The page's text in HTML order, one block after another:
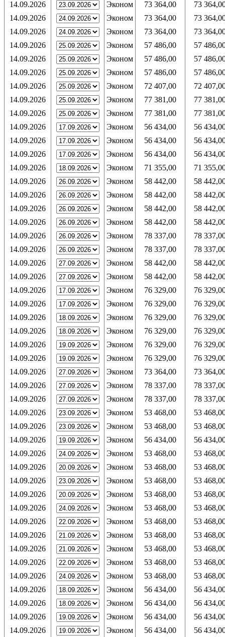
14.09.2026 Эконом 73 364,00
73
14.09.2026
Эконом 73 364,00
73
14.09.2026
Эконом 73 364,00
73
14.09.2026
Эконом 57 486,00
57
14.09.2026
Эконом 57 486,00
57
14.09.2026
Эконом 57 486,00
57
14.09.2026
Эконом 72 407,00
72
14.09.2026
Эконом 77 381,00
77
14.09.2026
Эконом 77 381,00
77
14.09.2026
Эконом 56 434,00
56
14.09.2026
Эконом 56 434,00
56
14.09.2026
Эконом 56 434,00
56
14.09.2026
Эконом 71 355,00
71
14.09.2026
Эконом 58 442,00
58
14.09.2026
Эконом 58 442,00
58
14.09.2026
Эконом 58 442,00
58
14.09.2026
Эконом 58 442,00
58
14.09.2026
Эконом 78 337,00
78
14.09.2026
Эконом 78 337,00
78
14.09.2026
Эконом 58 442,00
58
14.09.2026
Эконом 58 442,00
58
14.09.2026
Эконом 76 329,00
76
14.09.2026
Эконом 76 329,00
76
14.09.2026
Эконом 76 329,00
76
14.09.2026
Эконом 76 329,00
76
14.09.2026
Эконом 76 329,00
76
14.09.2026
Эконом 76 329,00
76
14.09.2026
Эконом 73 364,00
73
14.09.2026
Эконом 78 337,00
78
14.09.2026
Эконом 78 337,00
78
14.09.2026
Эконом 53 468,00
53
14.09.2026
Эконом 53 468,00
53
14.09.2026
Эконом 56 434,00
56
14.09.2026
Эконом 53 468,00
53
14.09.2026
Эконом 53 468,00
53
14.09.2026
Эконом 53 468,00
53
14.09.2026
Эконом 53 468,00
53
14.09.2026
Эконом 53 468,00
53
14.09.2026
Эконом 53 468,00
53
14.09.2026
Эконом 53 468,00
53
14.09.2026
Эконом 53 468,00
53
14.09.2026
Эконом 53 468,00
53
14.09.2026
Эконом 53 468,00
53
14.09.2026
Эконом 56 434,00
56
14.09.2026
Эконом 56 434,00
56
14.09.2026
Эконом 56 434,00
56
14.09.2026
Эконом 56 434,00
56